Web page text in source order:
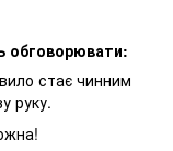
обговорювати:
стає чинним
руку.